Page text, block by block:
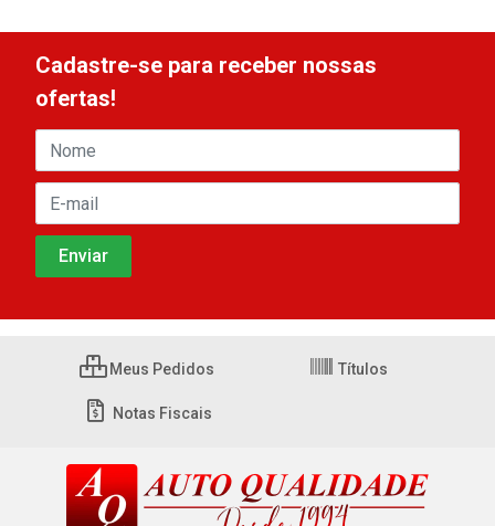
Cadastre-se para receber nossas
ofertas!
Meus Pedidos Títulos
Notas Fiscais